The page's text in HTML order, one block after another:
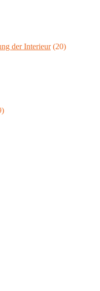
der Interieur (20)